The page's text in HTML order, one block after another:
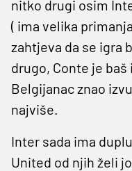
nitko drugi osim
( ima velika
zahtjeva da se igra
drugo, Conte je
Belgijanac znao
najviše.
Inter sada ima
United od njih želi